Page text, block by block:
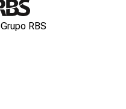
Grupo RBS